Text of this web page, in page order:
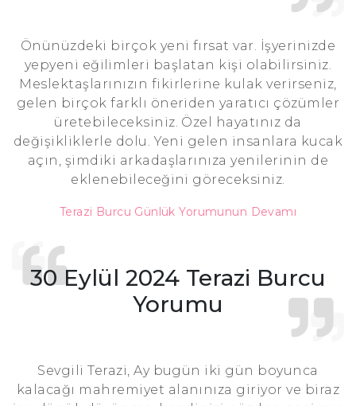
Önünüzdeki birçok yeni fırsat var. İşyerinizde
yepyeni eğilimleri başlatan kişi olabilirsiniz.
Meslektaşlarınızın fikirlerine kulak verirseniz,
gelen birçok farklı öneriden yaratıcı çözümler
üretebileceksiniz. Özel hayatınız da
değişikliklerle dolu. Yeni gelen insanlara kucak
açın, şimdiki arkadaşlarınıza yenilerinin de
eklenebileceğini göreceksiniz.
Terazi Burcu Günlük Yorumunun Devamı
30 Eylül 2024 Terazi Burcu
Yorumu
Sevgili Terazi, Ay bugün iki gün boyunca
kalacağı mahremiyet alanınıza giriyor ve biraz